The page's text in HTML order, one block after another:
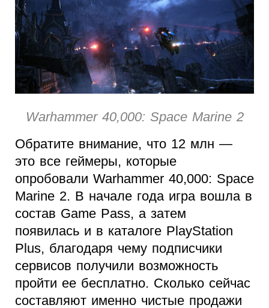
Warhammer 40,000: Space Marine 2
Обратите внимание, что 12 млн —
это все геймеры, которые
опробовали Warhammer 40,000: Space
Marine 2. В начале года игра вошла в
состав Game Pass, а затем
появилась и в каталоге PlayStation
Plus, благодаря чему подписчики
сервисов получили возможность
пройти ее бесплатно. Сколько сейчас
составляют именно чистые продажи